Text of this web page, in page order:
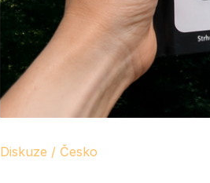
Diskuze / Česko